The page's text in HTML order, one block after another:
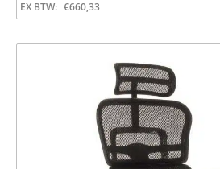
EX BTW: €660,33